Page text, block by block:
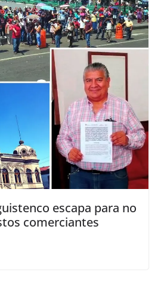
escapa para no
comerciantes